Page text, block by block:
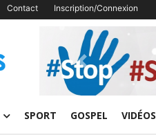
Contact Inscription/Connexion
Previous
SPORT GOSPEL VIDÉOS